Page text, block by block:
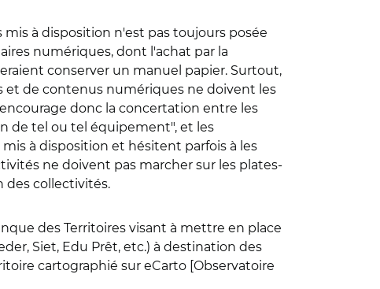
à disposition n'est pas toujours posée
numériques, dont l'achat par la
conserver un manuel papier. Surtout,
et de contenus numériques ne doivent les
donc la concertation entre les
de tel ou tel équipement", et les
à disposition et hésitent parfois à les
ne doivent pas marcher sur les plates-
des collectivités.
des Territoires visant à mettre en place
Siet, Edu Prêt, etc.) à destination des
cartographié sur eCarto [Observatoire